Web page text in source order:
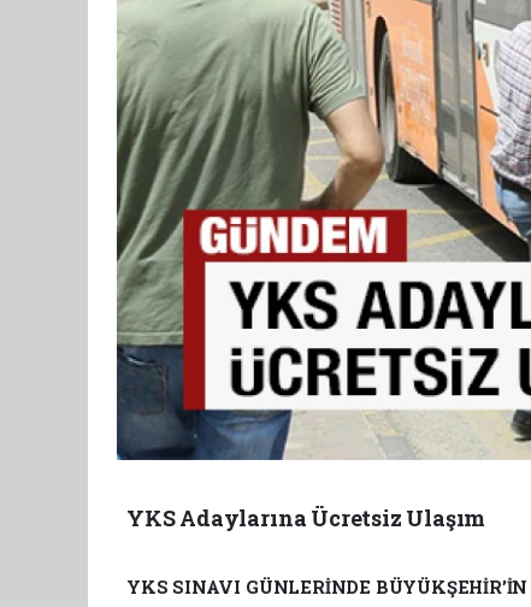
YKS Adaylarına Ücretsiz Ulaşım
YKS SINAVI GÜNLERİNDE